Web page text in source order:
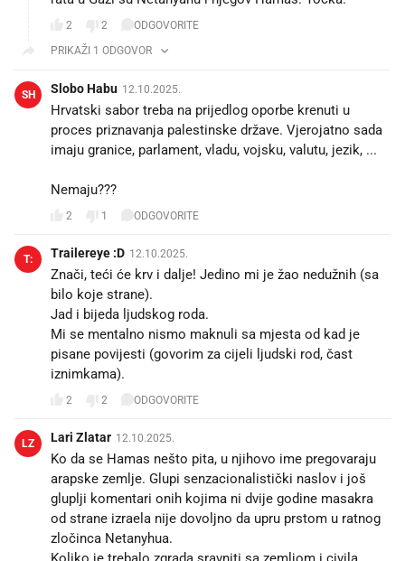
2 2
ODGOVORITE
PRIKAŽI 1 ODGOVOR
SH Slobo Habu 12.10.2025.
Hrvatski sabor treba na prijedlog oporbe krenuti u
proces priznavanja palestinske države. Vjerojatno sada
imaju granice, parlament, vladu, vojsku, valutu, jezik, ...
Nemaju???
2 1 ODGOVORITE
T: Trailereye :D 12.10.2025.
Znači, teći će krv i dalje! Jedino mi je žao nedužnih (sa
bilo koje strane).
Jad i bijeda ljudskog roda.
Mi se mentalno nismo maknuli sa mjesta od kad je
pisane povijesti (govorim za cijeli ljudski rod, čast
iznimkama).
2 2 ODGOVORITE
LZ Lari Zlatar 12.10.2025.
Ko da se Hamas nešto pita, u njihovo ime pregovaraju
arapske zemlje. Glupi senzacionalistički naslov i još
gluplji komentari onih kojima ni dvije godine masakra
od strane izraela nije dovoljno da upru prstom u ratnog
zločinca Netanyhua.